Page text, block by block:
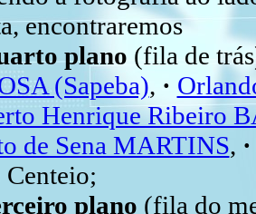
encontraremos
plano (fila de
(Sapeba), ·
Henrique Ribeiro
de Sena MARTINS,
plano (fila do